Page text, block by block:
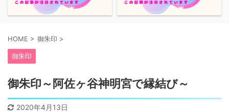
HOME > 御朱印 >
御朱印
御朱印～阿佐ヶ谷神明宮で縁結び～
2020年4月13日